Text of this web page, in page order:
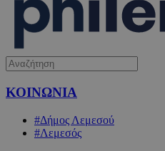
ΚΟΙΝΩΝΙΑ
#Δήμος Λεμεσού
#Λεμεσός